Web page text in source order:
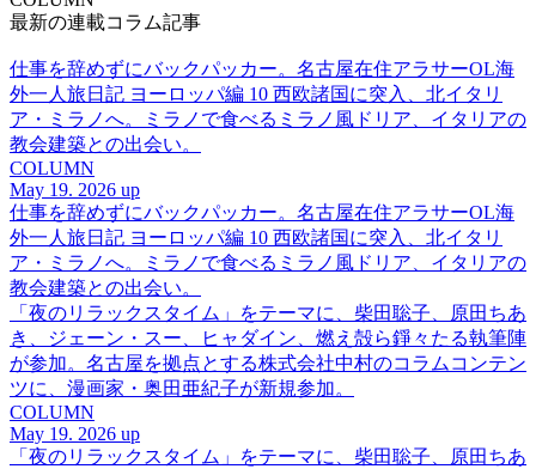
最新の連載コラム記事
仕事を辞めずにバックパッカー。名古屋在住アラサーOL海
外一人旅日記 ヨーロッパ編 10 西欧諸国に突入、北イタリ
ア・ミラノへ。ミラノで食べるミラノ風ドリア、イタリアの
教会建築との出会い。
COLUMN
May 19. 2026 up
仕事を辞めずにバックパッカー。名古屋在住アラサーOL海
外一人旅日記 ヨーロッパ編 10 西欧諸国に突入、北イタリ
ア・ミラノへ。ミラノで食べるミラノ風ドリア、イタリアの
教会建築との出会い。
「夜のリラックスタイム」をテーマに、柴田聡子、原田ちあ
き、ジェーン・スー、ヒャダイン、燃え殻ら錚々たる執筆陣
が参加。名古屋を拠点とする株式会社中村のコラムコンテン
ツに、漫画家・奥田亜紀子が新規参加。
COLUMN
May 19. 2026 up
「夜のリラックスタイム」をテーマに、柴田聡子、原田ちあ